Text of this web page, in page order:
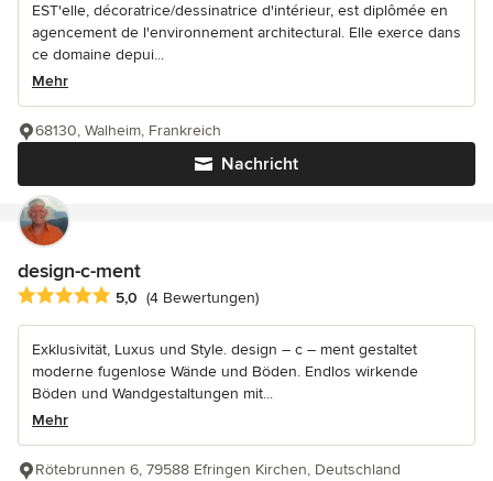
EST'elle, décoratrice/dessinatrice d'intérieur, est diplômée en
agencement de l'environnement architectural. Elle exerce dans
ce domaine depui...
Mehr
Nachricht
68130, Walheim, Frankreich
design-c-ment
Durchschnittliche Bewertung: 5 von 5 Sternen
5,0 (4 Bewertungen)
Exklusivität, Luxus und Style. design – c – ment gestaltet
moderne fugenlose Wände und Böden. Endlos wirkende
Böden und Wandgestaltungen mit...
Mehr
Rötebrunnen 6, 79588 Efringen Kirchen, Deutschland